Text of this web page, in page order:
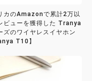
カのAmazonで累計2万以
ビューを獲得した Tranya
ズのワイヤレスイヤホン
T10】